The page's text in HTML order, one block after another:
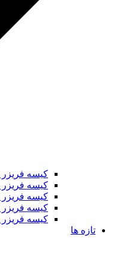
کیسه فریزر
کیسه فریزر
کیسه
کیسه فریزر رولی
کیسه فریزر رولی
تازه ها